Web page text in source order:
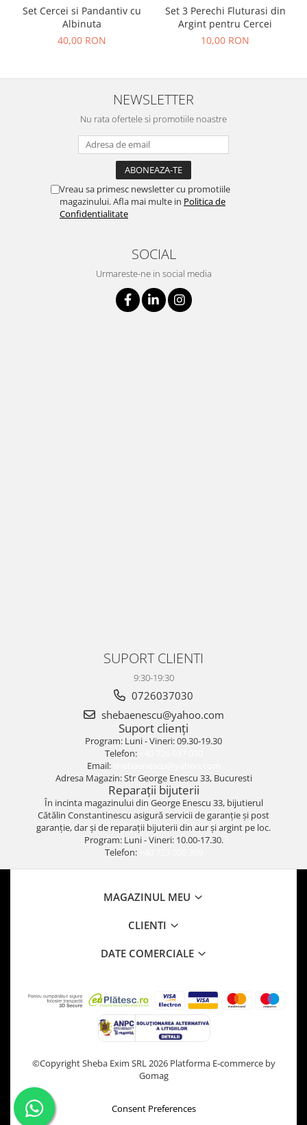
Set Cercei si Pandantiv cu
Albinuta
40,00 RON
Set 3 Perechi Fluturasi din
Argint pentru Cercei
10,00 RON
NEWSLETTER
Nu rata ofertele si promotiile noastre
Vreau sa primesc newsletter cu promotiile
magazinului. Afla mai multe in Politica de
Confidentialitate
SOCIAL
Urmareste-ne in social media
SUPORT CLIENTI
9:30-19:30
0726037030
shebaenescu@yahoo.com
Suport clienți
Program: Luni - Vineri: 09.30-19.30
Telefon:
Email:
Adresa Magazin: Str George Enescu 33, Bucuresti
Reparații bijuterii
În incinta magazinului din George Enescu 33, bijutierul
Cătălin Constantinescu asigură servicii de garanție și post
garanție, dar și de reparații bijuterii din aur și argint pe loc.
Program: Luni - Vineri: 10.00-17.30.
Telefon:
MAGAZINUL MEU
CLIENTI
DATE COMERCIALE
©Copyright Sheba Exim SRL 2026 Platforma E-commerce by
Gomag
Consent Preferences